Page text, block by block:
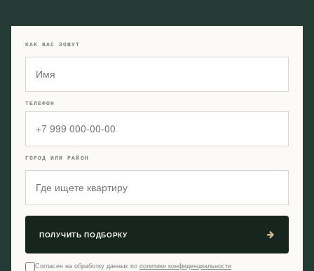
КАК ВАС ЗОВУТ
ТЕЛЕФОН
ГОРОД ИЛИ РАЙОН
ПОЛУЧИТЬ ПОДБОРКУ
Согласен на обработку данных по политике конфиденциальности